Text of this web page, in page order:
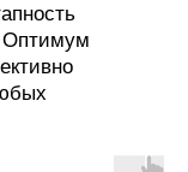
Оптимум